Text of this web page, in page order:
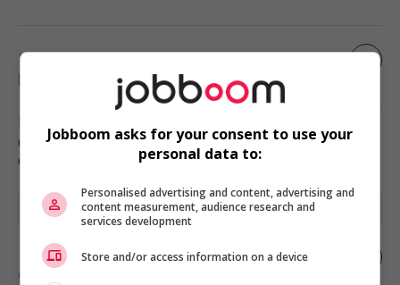
Préposée à l'entretien ménager-temps
plein19.40$/h
Commerce et offres de services
diverses
Démonstrateur(trice) de produits en
épicerie
Jobboom asks for your consent to use your
personal data to:
Personalised advertising and content, advertising and
content measurement, audience research and
services development
Store and/or access information on a device